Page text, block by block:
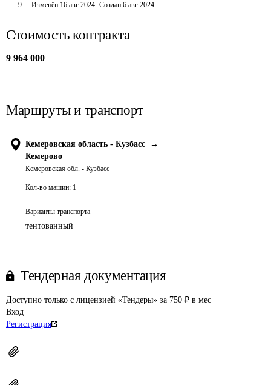
9 Изменён 16 авг 2024. Создан 6 авг 2024
Стоимость контракта
9 964 000
Маршруты и транспорт
Кемеровская область - Кузбасс
→
Кемерово
Кемеровская обл. - Кузбасс
Кол-во машин: 1
Варианты транспорта
тентованный
Тендерная документация
Доступно только с лицензией «Тендеры» за 750 ₽ в мес
Вход
Регистрация